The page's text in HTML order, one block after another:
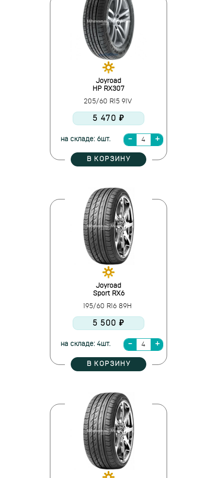
Joyroad
HP RX307
205/60 R15 91V
5 470 ₽
на складе: 6шт.
В КОРЗИНУ
Joyroad
Sport RX6
195/60 R16 89H
5 500 ₽
на складе: 4шт.
В КОРЗИНУ